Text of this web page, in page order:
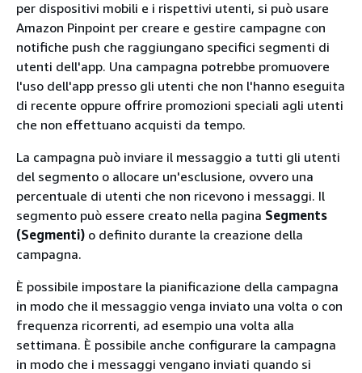
per dispositivi mobili e i rispettivi utenti, si può usare
Amazon Pinpoint per creare e gestire campagne con
notifiche push che raggiungano specifici segmenti di
utenti dell'app. Una campagna potrebbe promuovere
l'uso dell'app presso gli utenti che non l'hanno eseguita
di recente oppure offrire promozioni speciali agli utenti
che non effettuano acquisti da tempo.
La campagna può inviare il messaggio a tutti gli utenti
del segmento o allocare un'esclusione, ovvero una
percentuale di utenti che non ricevono i messaggi. Il
segmento può essere creato nella pagina Segments
(Segmenti) o definito durante la creazione della
campagna.
È possibile impostare la pianificazione della campagna
in modo che il messaggio venga inviato una volta o con
frequenza ricorrenti, ad esempio una volta alla
settimana. È possibile anche configurare la campagna
in modo che i messaggi vengano inviati quando si